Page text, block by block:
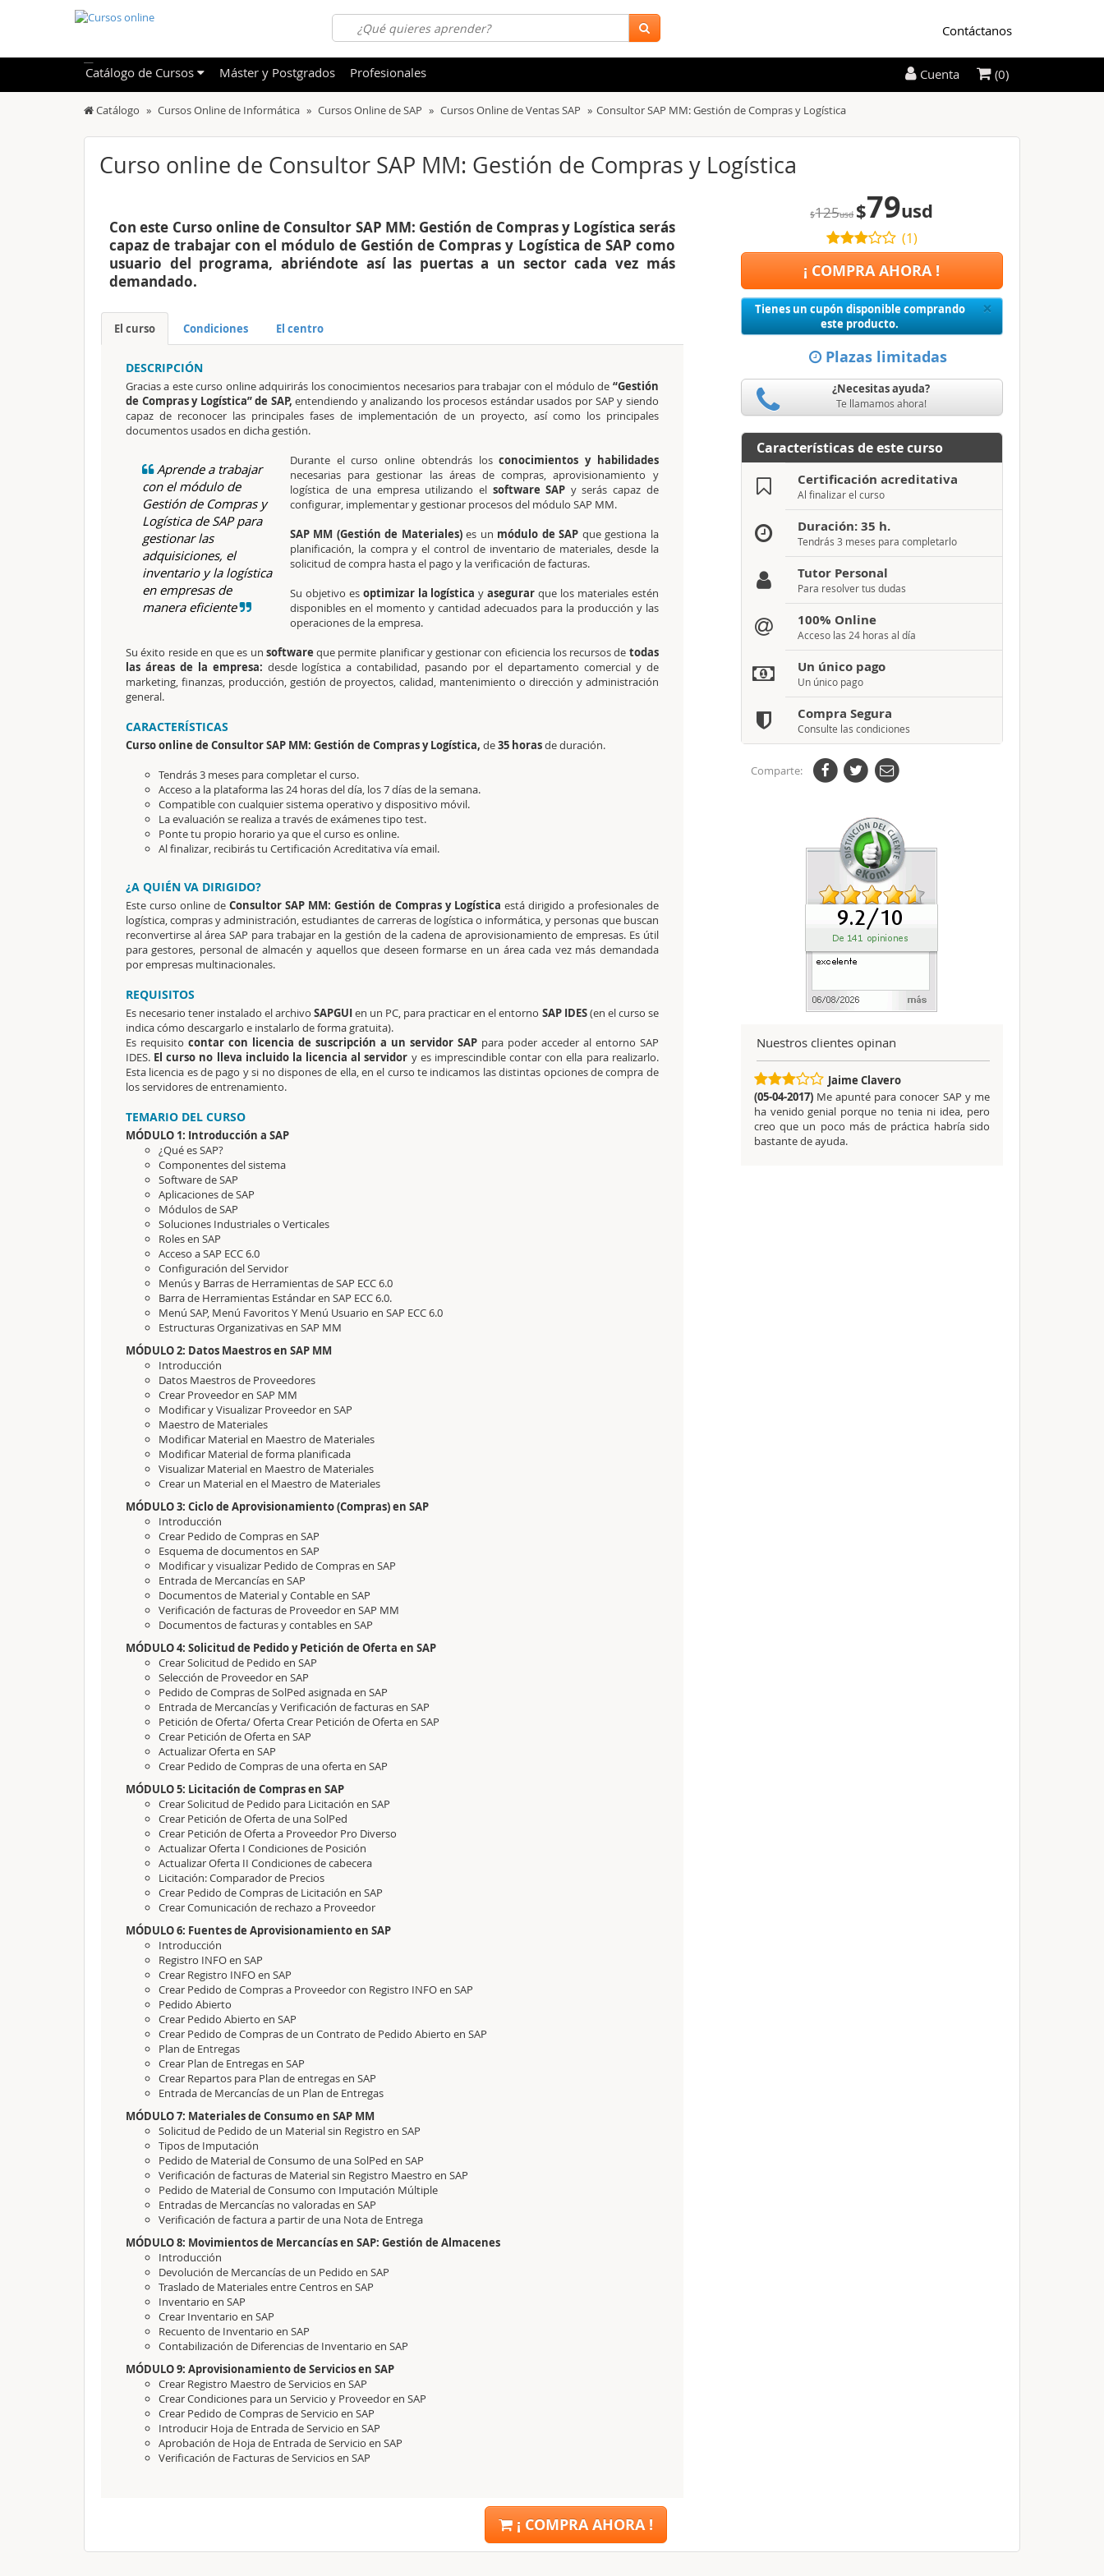
OFERTAS DESTACADAS
Informática
Deportes y Ocio
Educación
Marketing y Comunicación
Belleza y Moda
Comercial y Ventas
Contáctanos
Catálogo Cursos Online de Informática Cursos Online de SAP Cursos Online de Ventas SAP Consultor SAP MM: Gestión de Compras y Logística
Curso online de Consultor SAP MM: Gestión de Compras y Logística
Con este Curso online de Consultor SAP MM: Gestión de Compras y Logística serás
capaz de trabajar con el módulo de Gestión de Compras y Logística de SAP como
usuario del programa, abriéndote así las puertas a un sector cada vez más
demandado.
El curso Condiciones El centro
DESCRIPCIÓN
Gracias a este curso online adquirirás los conocimientos necesarios para trabajar con el módulo de “Gestión
de Compras y Logística” de SAP,entendiendo y analizando los procesos estándar usados por SAP y siendo
capaz de reconocer las principales fases de implementación de un proyecto, así como los principales
documentos usados en dicha gestión.
Aprende a trabajar
con el módulo de
Gestión de Compras y
Logística de SAP para
gestionar las
adquisiciones, el
inventario y la logística
en empresas de
manera eficiente
Durante el curso online obtendrás losconocimientos y habilidades
necesarias para gestionar las áreas de compras, aprovisionamiento y
logística de una empresa utilizando el software SAP y serás capaz de
configurar, implementar y gestionar procesos del módulo SAP MM.
SAP MM (Gestión de Materiales)es un módulo de SAP que gestiona la
planificación, la compra y el control de inventario de materiales, desde la
solicitud de compra hasta el pago y la verificación de facturas.
Su objetivo es optimizar la logísticayasegurar que los materiales estén
disponibles en el momento y cantidad adecuados para la producción y las
operaciones de la empresa.
Su éxito reside en que es un softwareque permite planificar y gestionar con eficiencia los recursos de todas
las áreas de la empresa: desde logística a contabilidad, pasando por el departamento comercial y de
marketing, finanzas, producción, gestión de proyectos, calidad, mantenimiento o dirección y administración
general.
CARACTERÍSTICAS
Curso online de Consultor SAP MM: Gestión de Compras y Logística, de35 horasde duración.
Tendrás 3 meses para completar el curso.
Acceso a la plataforma las 24 horas del día, los 7 días de la semana.
Compatible con cualquier sistema operativo y dispositivo móvil.
La evaluación se realiza a través de exámenes tipo test.
Ponte tu propio horario ya que el curso es online.
Al finalizar, recibirás tu Certificación Acreditativavía email.
¿A QUIÉN VA DIRIGIDO?
Este curso online de Consultor SAP MM: Gestión de Compras y Logística está dirigido a profesionales de
logística, compras y administración, estudiantes de carreras de logística o informática, y personas que buscan
reconvertirse al área SAP para trabajar en la gestión de la cadena de aprovisionamiento de empresas. Es útil
para gestores, personal de almacén y aquellos que deseen formarse en un área cada vez más demandada
por empresas multinacionales.
REQUISITOS
Es necesario tener instalado el archivoSAPGUIen un PC, para practicar en el entorno SAP IDES(en el curso se
indica cómo descargarlo e instalarlo de forma gratuita).
Es requisito contar con licencia de suscripción a un servidor SAPpara poder acceder al entorno SAP
IDES. El curso no lleva incluido la licencia al servidor y es imprescindible contar con ella para realizarlo.
Esta licencia es de pago y si no dispones de ella, en el curso te indicamos las distintas opciones de compra de
los servidores de entrenamiento.
TEMARIO DEL CURSO
MÓDULO 1: Introducción a SAP
¿Qué es SAP?
Componentes del sistema
Software de SAP
Aplicaciones de SAP
Módulos de SAP
Soluciones Industriales o Verticales
Roles en SAP
Acceso a SAP ECC 6.0
Configuración del Servidor
Menús y Barras de Herramientas de SAP ECC 6.0
Barra de Herramientas Estándar en SAP ECC 6.0.
Menú SAP, Menú Favoritos Y Menú Usuario en SAP ECC 6.0
Estructuras Organizativas en SAP MM
MÓDULO 2: Datos Maestros en SAP MM
Introducción
Datos Maestros de Proveedores
Crear Proveedor en SAP MM
Modificar y Visualizar Proveedor en SAP
Maestro de Materiales
Modificar Material en Maestro de Materiales
Modificar Material de forma planificada
Visualizar Material en Maestro de Materiales
Crear un Material en el Maestro de Materiales
MÓDULO 3: Ciclo de Aprovisionamiento (Compras) en SAP
Introducción
Crear Pedido de Compras en SAP
Esquema de documentos en SAP
Modificar y visualizar Pedido de Compras en SAP
Entrada de Mercancías en SAP
Documentos de Material y Contable en SAP
Verificación de facturas de Proveedor en SAP MM
Documentos de facturas y contables en SAP
MÓDULO 4: Solicitud de Pedido y Petición de Oferta en SAP
Crear Solicitud de Pedido en SAP
Selección de Proveedor en SAP
Pedido de Compras de SolPed asignada en SAP
Entrada de Mercancías y Verificación de facturas en SAP
Petición de Oferta/ Oferta Crear Petición de Oferta en SAP
Crear Petición de Oferta en SAP
Actualizar Oferta en SAP
Crear Pedido de Compras de una oferta en SAP
MÓDULO 5: Licitación de Compras en SAP
Crear Solicitud de Pedido para Licitación en SAP
Crear Petición de Oferta de una SolPed
Crear Petición de Oferta a Proveedor Pro Diverso
Actualizar Oferta I Condiciones de Posición
Actualizar Oferta II Condiciones de cabecera
Licitación: Comparador de Precios
Crear Pedido de Compras de Licitación en SAP
Crear Comunicación de rechazo a Proveedor
MÓDULO 6: Fuentes de Aprovisionamiento en SAP
Introducción
Registro INFO en SAP
Crear Registro INFO en SAP
Crear Pedido de Compras a Proveedor con Registro INFO en SAP
Pedido Abierto
Crear Pedido Abierto en SAP
Crear Pedido de Compras de un Contrato de Pedido Abierto en SAP
Plan de Entregas
Crear Plan de Entregas en SAP
Crear Repartos para Plan de entregas en SAP
Entrada de Mercancías de un Plan de Entregas
MÓDULO 7: Materiales de Consumo en SAP MM
Solicitud de Pedido de un Material sin Registro en SAP
Tipos de Imputación
Pedido de Material de Consumo de una SolPed en SAP
Verificación de facturas de Material sin Registro Maestro en SAP
Pedido de Material de Consumo con Imputación Múltiple
Entradas de Mercancías no valoradas en SAP
Verificación de factura a partir de una Nota de Entrega
MÓDULO 8: Movimientos de Mercancías en SAP: Gestión de Almacenes
Introducción
Devolución de Mercancías de un Pedido en SAP
Traslado de Materiales entre Centros en SAP
Inventario en SAP
Crear Inventario en SAP
Recuento de Inventario en SAP
Contabilización de Diferencias de Inventario en SAP
MÓDULO 9: Aprovisionamiento de Servicios en SAP
Crear Registro Maestro de Servicios en SAP
Crear Condiciones para un Servicio y Proveedor en SAP
Crear Pedido de Compras de Servicio en SAP
Introducir Hoja de Entrada de Servicio en SAP
Aprobación de Hoja de Entrada de Servicio en SAP
Verificación de Facturas de Servicios en SAP
¡ COMPRA AHORA !
$125usd $79usd
(1)
¡ COMPRA AHORA !
×Close
Tienes un cupón disponible comprando
este producto.
Plazas limitadas
¿Necesitas ayuda?
Te llamamos ahora!
Características de este curso
Certificación acreditativa
Al finalizar el curso
Duración: 35 h.
Tendrás 3 meses para completarlo
Tutor Personal
Para resolver tus dudas
100% Online
Acceso las 24 horas al día
Un único pago
Un único pago
Compra Segura
Consulte las condiciones
Comparte:
Nuestros clientes opinan
Jaime Clavero
(05-04-2017) Me apunté para conocer SAP y me
ha venido genial porque no tenia ni idea, pero
creo que un poco más de práctica habría sido
bastante de ayuda.
Catálogo de Cursos Máster y Postgrados Profesionales Cuenta (0)